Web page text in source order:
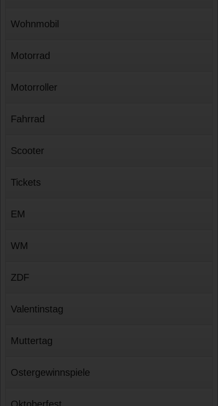
Wohnmobil
Motorrad
Motorroller
Fahrrad
Scooter
Tickets
EM
WM
ZDF
Valentinstag
Muttertag
Ostergewinnspiele